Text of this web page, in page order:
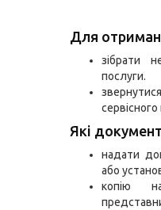
Для
зібрати
послуги.
Які
надати
або
копію